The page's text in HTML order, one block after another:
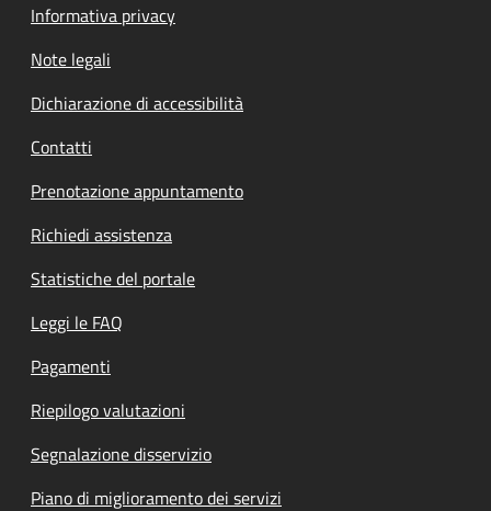
Informativa privacy
Note legali
Dichiarazione di accessibilità
Contatti
Prenotazione appuntamento
Richiedi assistenza
Statistiche del portale
Leggi le FAQ
Pagamenti
Riepilogo valutazioni
Segnalazione disservizio
Piano di miglioramento dei servizi